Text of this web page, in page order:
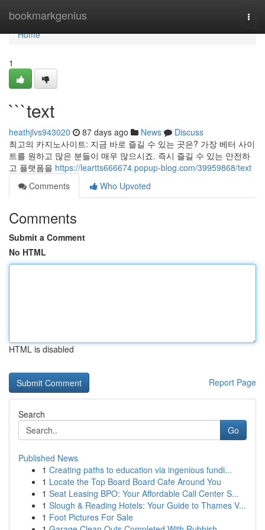
bookmarkgenius
Home
Home
1
```text
heathjlvs943020 87 days ago News
Discuss
최고의 카지노사이트: 지금 바로 즐길 수 있는 곳은? 가장 베터 사이
트를 원하고 많은 분들이 매우 많으시죠. 즉시 즐길 수 있는 안전하
고 플랫폼을 https://leartts666674.popup-blog.com/39959868/text
Comments
Who Upvoted
Comments
Submit a Comment
No HTML
HTML is disabled
Report Page
Search
Go
Published News
1 Creating paths to education via ingenious fundi...
1 Locate the Top Board Board Cafe Around You
1 Seat Leasing BPO: Your Affordable Call Center S...
1 Slough & Reading Hotels: Your Guide to Thames V...
1 Foot Pictures For Sale